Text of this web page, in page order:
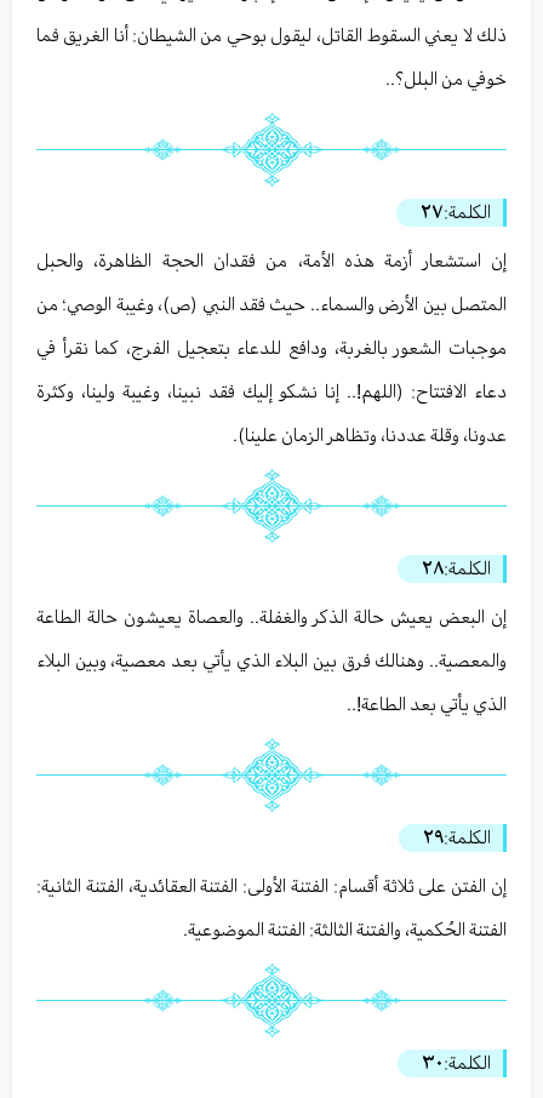
ذلك لا يعني السقوط القاتل، ليقول بوحي من الشيطان: أنا الغريق فما
خوفي من البلل؟..
الكلمة:٢٧
إن استشعار أزمة هذه الأمة، من فقدان الحجة الظاهرة، والحبل
المتصل بين الأرض والسماء.. حيث فقد النبي (ص)، وغيبة الوصي؛ من
موجبات الشعور بالغربة، ودافع للدعاء بتعجيل الفرج، كما نقرأ في
دعاء الافتتاح: (اللهم!.. إنا نشكو إليك فقد نبينا، وغيبة ولينا، وكثرة
عدونا، وقلة عددنا، وتظاهر الزمان علينا).
الكلمة:٢٨
إن البعض يعيش حالة الذكر والغفلة.. والعصاة يعيشون حالة الطاعة
والمعصية.. وهنالك فرق بين البلاء الذي يأتي بعد معصية، وبين البلاء
الذي يأتي بعد الطاعة!..
الكلمة:٢٩
إن الفتن على ثلاثة أقسام: الفتنة الأولى: الفتنة العقائدية، الفتنة الثانية:
الفتنة الحُكمية، والفتنة الثالثة: الفتنة الموضوعية.
الكلمة:٣٠